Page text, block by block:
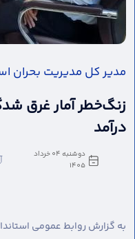
مدیر کل مدیریت بحران
زنگ‌خطر آمار غرق
درآمد
دوشنبه 04 خرداد
1405
به گزارش روابط عمومی